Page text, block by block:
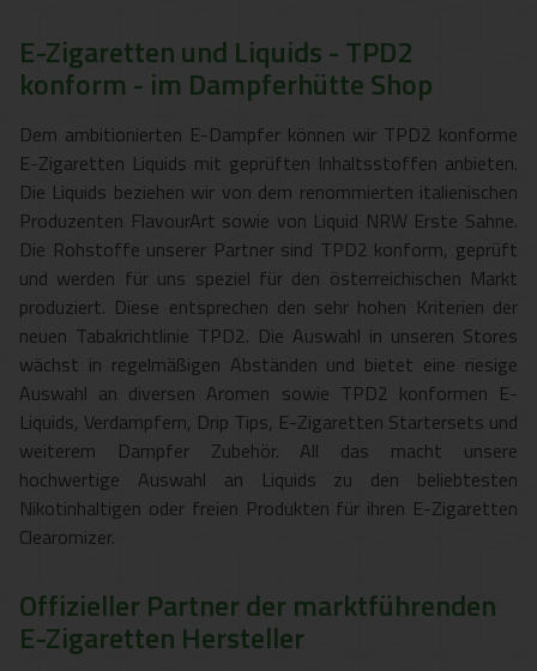
E-Zigaretten und Liquids - TPD2
konform - im Dampferhütte Shop
Dem ambitionierten E-Dampfer können wir TPD2 konforme
E-Zigaretten Liquids mit geprüften Inhaltsstoffen anbieten.
Die Liquids beziehen wir von dem renommierten italienischen
Produzenten FlavourArt sowie von Liquid NRW Erste Sahne.
Die Rohstoffe unserer Partner sind TPD2 konform, geprüft
und werden für uns speziel für den österreichischen Markt
produziert. Diese entsprechen den sehr hohen Kriterien der
neuen Tabakrichtlinie TPD2. Die Auswahl in unseren Stores
wächst in regelmäßigen Abständen und bietet eine riesige
Auswahl an diversen Aromen sowie TPD2 konformen E-
Liquids, Verdampfern, Drip Tips, E-Zigaretten Startersets und
weiterem Dampfer Zubehör. All das macht unsere
hochwertige Auswahl an Liquids zu den beliebtesten
Nikotinhaltigen oder freien Produkten für ihren E-Zigaretten
Clearomizer.
Offizieller Partner der marktführenden
E-Zigaretten Hersteller